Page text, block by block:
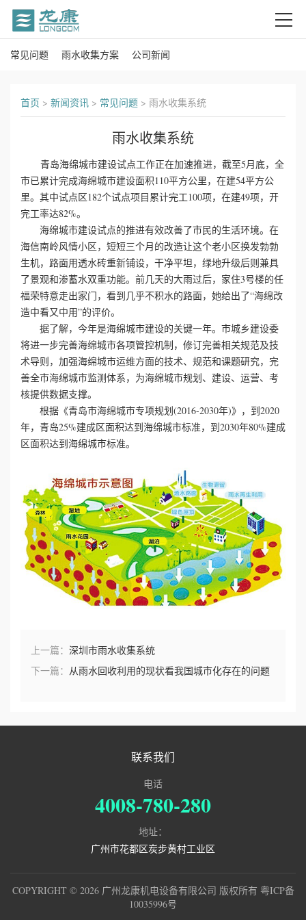
首
关
我
们
产
工
程
案
常见问题 雨水收集方案 公司新闻
首页 > 新闻资讯 > 常见问题 > 雨水收集系统
雨水收集系统
青岛海绵城市建设试点工作正在加速推进，截至5月底，全
市已累计完成海绵城市建设面积110平方公里，在建54平方公
里。其中试点区182个试点项目累计完工100项，在建49项，开
完工率达82%。
海绵城市建设试点的推进有效改善了市民的生活环境。在
海信南岭风情小区，短短三个月的改造让这个老小区换发勃勃
生机，路面用透水砖重新铺设，干净平坦，绿地升级后则兼具
了景观和渗蓄水双重功能。前几天的大雨过后，家住3号楼的任
福荣特意走出家门，看到几乎不积水的路面，她给出了“海绵改
造中看又中用”的评价。
据了解，今年是海绵城市建设的关键一年。市城乡建设委
将进一步完善海绵城市各项管控机制，修订完善相关规范及技
术导则，加强海绵城市运维方面的技术、规范和课题研究，完
善全市海绵城市监测体系，为海绵城市规划、建设、运营、考
核提供数据支撑。
根据《青岛市海绵城市专项规划(2016-2030年)》，到2020
年，青岛25%建成区面积达到海绵城市标准，到2030年80%建成
区面积达到海绵城市标准。
上一篇： 深圳市雨水收集系统
下一篇： 从雨水回收利用的现状看我国城市化存在的问题
联系我们
电话
4008-780-280
地址：
广州市花都区炭步黄村工业区
COPYRIGHT © 2026 广州龙康机电设备有限公司 版权所有 粤ICP备
10035996号